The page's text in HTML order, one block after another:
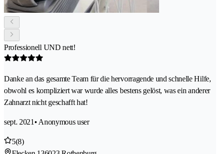
Professionell UND nett!
Danke an das gesamte Team für die hervorragende und schnelle Hilfe,
obwohl es kompliziert war wurde alles bestens gelöst, was ein anderer
Zahnarzt nicht geschafft hat!
sept. 2021 • Anonymous user
5(8)